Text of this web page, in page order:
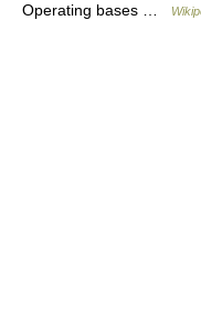
Operating bases …